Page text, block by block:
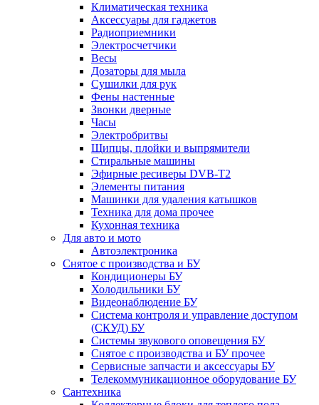
Климатическая техника
Аксессуары для гаджетов
Радиоприемники
Электросчетчики
Весы
Дозаторы для мыла
Сушилки для рук
Фены настенные
Звонки дверные
Часы
Электробритвы
Щипцы, плойки и выпрямители
Стиральные машины
Эфирные ресиверы DVB-T2
Элементы питания
Машинки для удаления катышков
Техника для дома прочее
Кухонная техника
Для авто и мото
Автоэлектроника
Снятое с производства и БУ
Кондиционеры БУ
Холодильники БУ
Видеонаблюдение БУ
Система контроля и управление доступом
(СКУД) БУ
Системы звукового оповещения БУ
Снятое с производства и БУ прочее
Сервисные запчасти и аксессуары БУ
Телекоммуникационное оборудование БУ
Сантехника